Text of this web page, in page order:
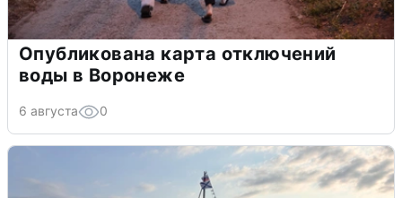
Опубликована карта отключений
воды в Воронеже
6 августа 0